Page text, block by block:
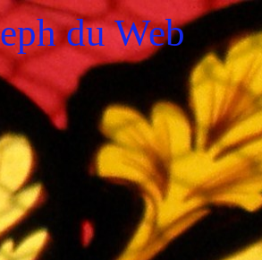
du Web